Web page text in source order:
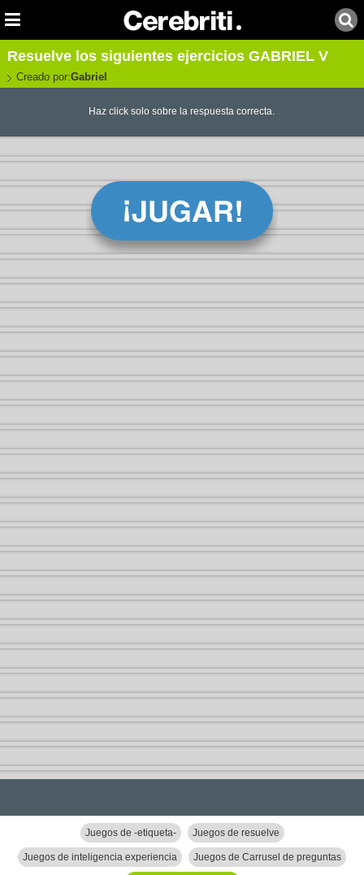
Resuelve los siguientes ejercicios GABRIEL V
Creado por:Gabriel
Haz click solo sobre la respuesta correcta.
Juegos de -etiqueta- Juegos de resuelve
Juegos de inteligencia experiencia Juegos de Carrusel de preguntas